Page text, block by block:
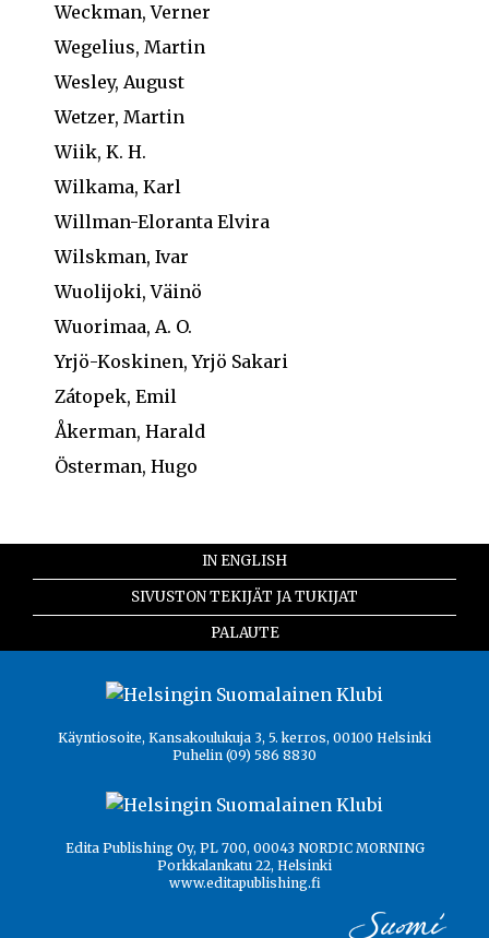
Weckman, Verner
Wegelius, Martin
Wesley, August
Wetzer, Martin
Wiik, K. H.
Wilkama, Karl
Willman-Eloranta Elvira
Wilskman, Ivar
Wuolijoki, Väinö
Wuorimaa, A. O.
Yrjö-Koskinen, Yrjö Sakari
Zátopek, Emil
Åkerman, Harald
Österman, Hugo
IN ENGLISH
SIVUSTON TEKIJÄT JA TUKIJAT
PALAUTE
Käyntiosoite, Kansakoulukuja 3, 5. kerros, 00100 Helsinki
Puhelin (09) 586 8830
Edita Publishing Oy, PL 700, 00043 NORDIC MORNING
Porkkalankatu 22, Helsinki
www.editapublishing.fi